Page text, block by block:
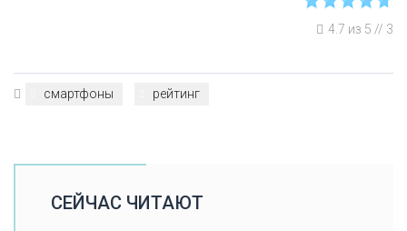
4.7 из 5 // 3
смартфоны рейтинг
СЕЙЧАС ЧИТАЮТ